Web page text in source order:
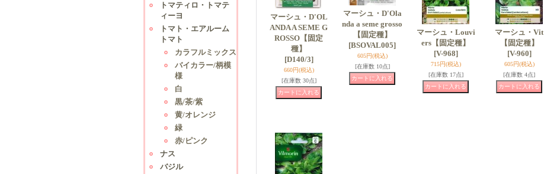
トマティロ・トマテ
ィーヨ
トマト・エアルーム
トマト
カラフルミックス
バイカラー/柄模
様
白
黒/茶/紫
黄/オレンジ
緑
赤/ピンク
ナス
バジル
マーシュ・D'OL
ANDA A SEME G
ROSSO【固定
種】
[D140/3]
660円(税込)
[在庫数 30点]
マーシュ・D'Ola
nda a seme grosso
【固定種】
[BSOVAL005]
605円(税込)
[在庫数 10点]
マーシュ・Louvi
ers【固定種】
[V-968]
715円(税込)
[在庫数 17点]
マーシュ・Vit
【固定種】
[V-960]
605円(税込)
[在庫数 4点]